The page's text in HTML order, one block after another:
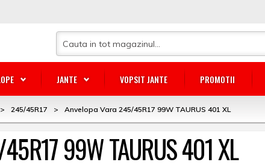
JANTE VOPSIT JANTE PROMOTII
> 245/45R17 > Anvelopa Vara 245/45R17 99W TAURUS 401 XL
99W TAURUS 401 XL